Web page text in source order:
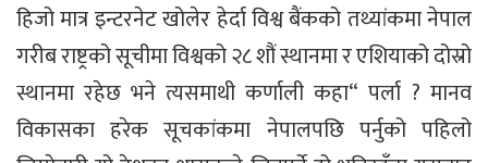
हिजो मात्र इन्टरनेट खोलेर हेर्दा विश्व बैंकको तथ्यांकमा नेपाल
गरीब राष्ट्रको सूचीमा विश्वको २८ शौं स्थानमा र एशियाको दोस्रो
स्थानमा रहेछ भने त्यसमाथी कर्णाली कहा“ पर्ला ? मानव
विकासका हरेक सूचकांकमा नेपालपछि पर्नुको पहिलो